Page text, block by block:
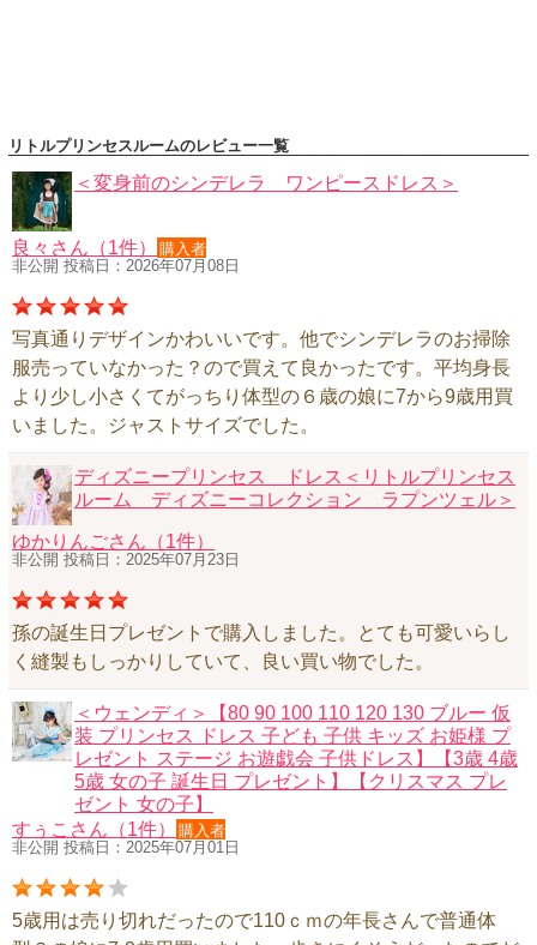
リトルプリンセスルームのレビュー一覧
＜変身前のシンデレラ ワンピースドレス＞
良々さん（1件）
購入者
非公開 投稿日：2026年07月08日
写真通りデザインかわいいです。他でシンデレラのお掃除
服売っていなかった？ので買えて良かったです。平均身長
より少し小さくてがっちり体型の６歳の娘に7から9歳用買
いました。ジャストサイズでした。
ディズニープリンセス ドレス＜リトルプリンセス
ルーム ディズニーコレクション ラプンツェル＞
ゆかりんごさん（1件）
非公開 投稿日：2025年07月23日
孫の誕生日プレゼントで購入しました。とても可愛いらし
く縫製もしっかりしていて、良い買い物でした。
＜ウェンディ＞【80 90 100 110 120 130 ブルー 仮
装 プリンセス ドレス 子ども 子供 キッズ お姫様 プ
レゼント ステージ お遊戯会 子供ドレス】【3歳 4歳
5歳 女の子 誕生日 プレゼント】【クリスマス プレ
ゼント 女の子】
すぅこさん（1件）
購入者
非公開 投稿日：2025年07月01日
5歳用は売り切れだったので110ｃｍの年長さんで普通体
返品・交換
サイズの測り方
よくあるご質問
ブログ
当店は持続可能な開発目標「SDGs」を推進しています。
0120-221-040
電話受付時間：月～金10:00~16:00 ※祝日除く